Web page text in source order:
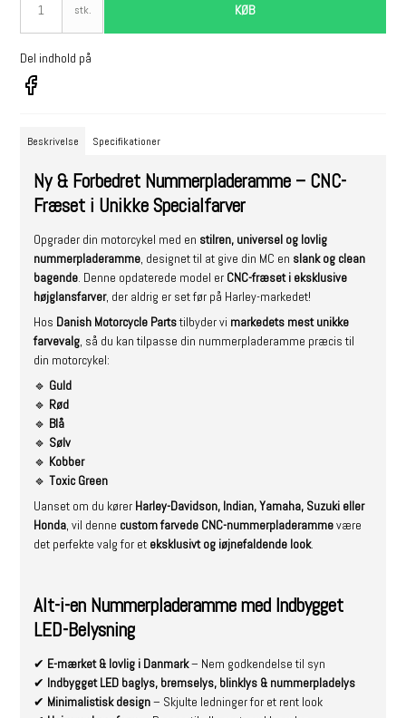
stk. KØB
Del indhold på
Beskrivelse Specifikationer
Ny & Forbedret Nummerpladeramme – CNC-
Fræset i Unikke Specialfarver
Opgrader din motorcykel med en stilren, universel og lovlig
nummerpladeramme, designet til at give din MC en slank og clean
bagende. Denne opdaterede model er CNC-fræset i eksklusive
højglansfarver, der aldrig er set før på Harley-markedet!
Hos Danish Motorcycle Partstilbyder vi markedets mest unikke
farvevalg, så du kan tilpasse din nummerpladeramme præcis til
din motorcykel:
🔹 Guld
🔹 Rød
🔹 Blå
🔹 Sølv
🔹 Kobber
🔹Toxic Green
Uanset om du kører Harley-Davidson, Indian, Yamaha, Suzuki eller
Honda, vil denne custom farvede CNC-nummerpladerammevære
det perfekte valg for et eksklusivt og iøjnefaldende look.
Alt-i-en Nummerpladeramme med Indbygget
LED-Belysning
✔ E-mærket & lovlig i Danmark– Nem godkendelse til syn
✔ Indbygget LED baglys, bremselys, blinklys & nummerpladelys
✔ Minimalistisk design– Skjulte ledninger for et rent look